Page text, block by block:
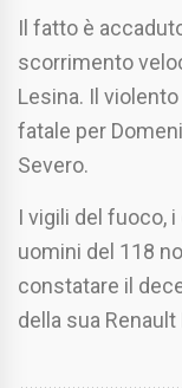
Il fatto è
scorrimento
Lesina. Il
fatale per
Severo.
I vigili del fuoco,
uomini del 118
constatare il
della sua Renault